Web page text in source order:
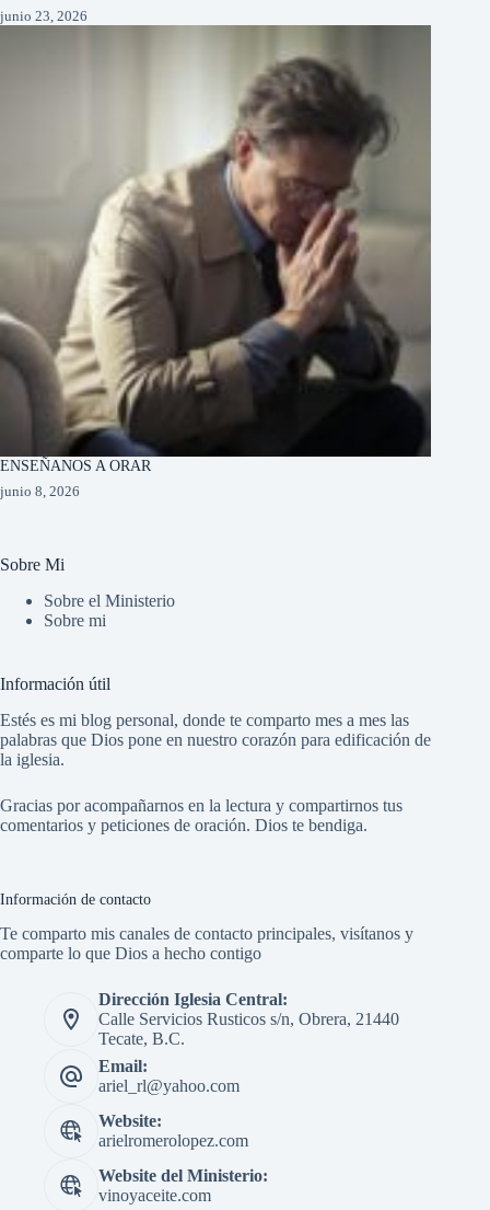
junio 23, 2026
ENSEÑANOS A ORAR
junio 8, 2026
Sobre Mi
Sobre el Ministerio
Sobre mi
Información útil
Estés es mi blog personal, donde te comparto mes a mes las
palabras que Dios pone en nuestro corazón para edificación de
la iglesia.
Gracias por acompañarnos en la lectura y compartirnos tus
comentarios y peticiones de oración. Dios te bendiga.
Información de contacto
Te comparto mis canales de contacto principales, visítanos y
comparte lo que Dios a hecho contigo
Dirección Iglesia Central:
Calle Servicios Rusticos s/n, Obrera, 21440
Tecate, B.C.
Email:
ariel_rl@yahoo.com
Website:
arielromerolopez.com
Website del Ministerio:
vinoyaceite.com